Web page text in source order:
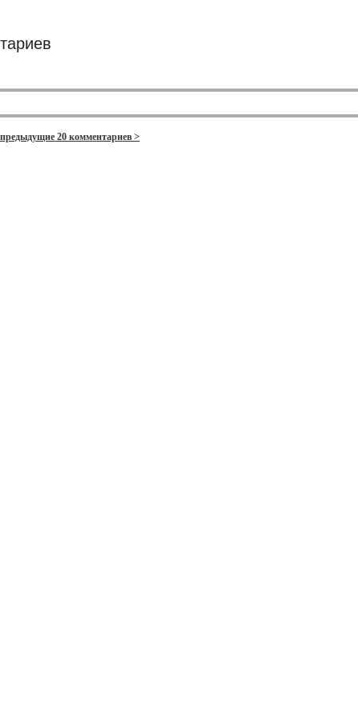
предыдущие 20 комментариев >